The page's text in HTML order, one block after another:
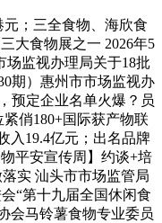
；三全食物、海欣食
大食物展之一 2026年5
场监视办理局关于18批
期）惠州市市场监视办
预定企业名单火爆？员
俏180+国际获产物联
入19.4亿元；出名品牌
平安宣传周】约谈+培
实 汕头市市场监管局
“第十九届全国休闲食
会马铃薯食物专业委员